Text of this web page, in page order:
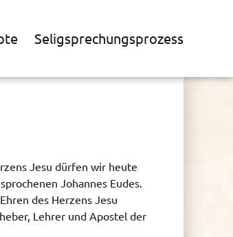
Seligsprechungsprozess
Jesu dürfen wir heute
Johannes Eudes.
des Herzens Jesu
Lehrer und Apostel der